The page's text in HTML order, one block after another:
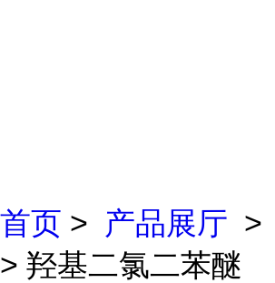
首页 > 产品展厅 >
> 羟基二氯二苯醚